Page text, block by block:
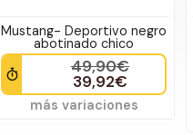
Mustang- Deportivo negro
abotinado chico
49,90€
39,92€
más variaciones